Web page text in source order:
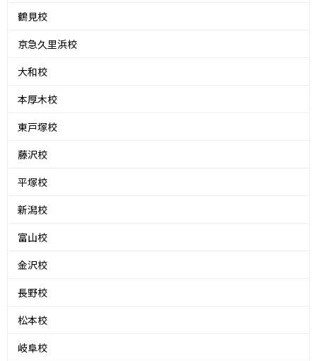
鶴見校
京急久里浜校
大和校
本厚木校
東戸塚校
藤沢校
平塚校
新潟校
富山校
金沢校
長野校
松本校
岐阜校